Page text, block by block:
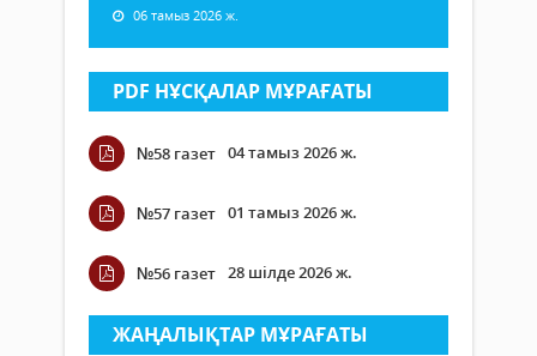
06 тамыз 2026 ж.
PDF НҰСҚАЛАР МҰРАҒАТЫ
№58 газет 04 тамыз 2026 ж.
№57 газет 01 тамыз 2026 ж.
№56 газет 28 шілде 2026 ж.
ЖАҢАЛЫҚТАР МҰРАҒАТЫ